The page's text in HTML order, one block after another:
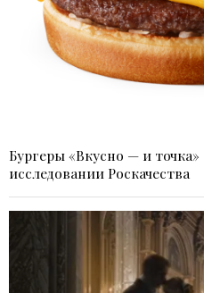
Бургеры «Вкусно — и
исследовании Роскачества